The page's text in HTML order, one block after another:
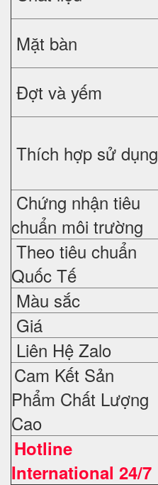
Mặt bàn
Đợt và yếm
Thích hợp sử dụng
Chứng nhận tiêu
chuẩn môi trường
Theo tiêu chuẩn
Quốc Tế
Màu sắc
Giá
Liên Hệ Zalo
Cam Kết Sản
Phẩm Chất Lượng
Cao
Hotline
International 24/7